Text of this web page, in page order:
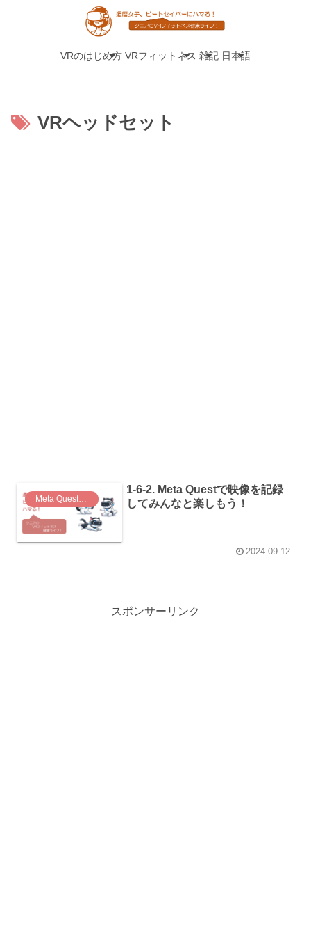
VRのはじめ方 VRフィットネス 雑記 日本語
VRヘッドセット
1-6-2. Meta Questで映像を記録
してみんなと楽しもう！
2024.09.12
スポンサーリンク